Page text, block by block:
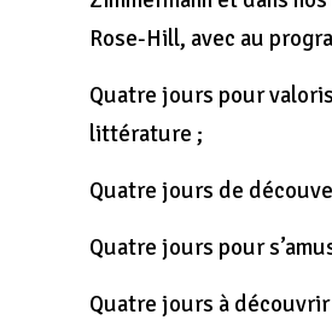
Rose-Hill, avec au
Quatre jours pour
littérature ;
Quatre jours de
Quatre jours pour
Quatre jours à